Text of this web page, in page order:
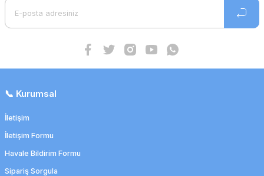
Suprasorb A Kalsiyum Aljinat Yara Örtüsü
📞 Kurumsal
İletişim
İletişim Formu
Havale Bildirim Formu
Sipariş Sorgula